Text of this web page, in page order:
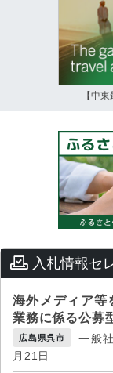
【中
入札情報セ
海外メディア等
業務に係る公募
広島県呉市
一般
月21日